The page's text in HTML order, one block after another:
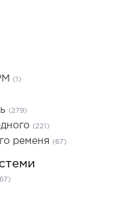
(1)
(279)
(221)
ременя (67)